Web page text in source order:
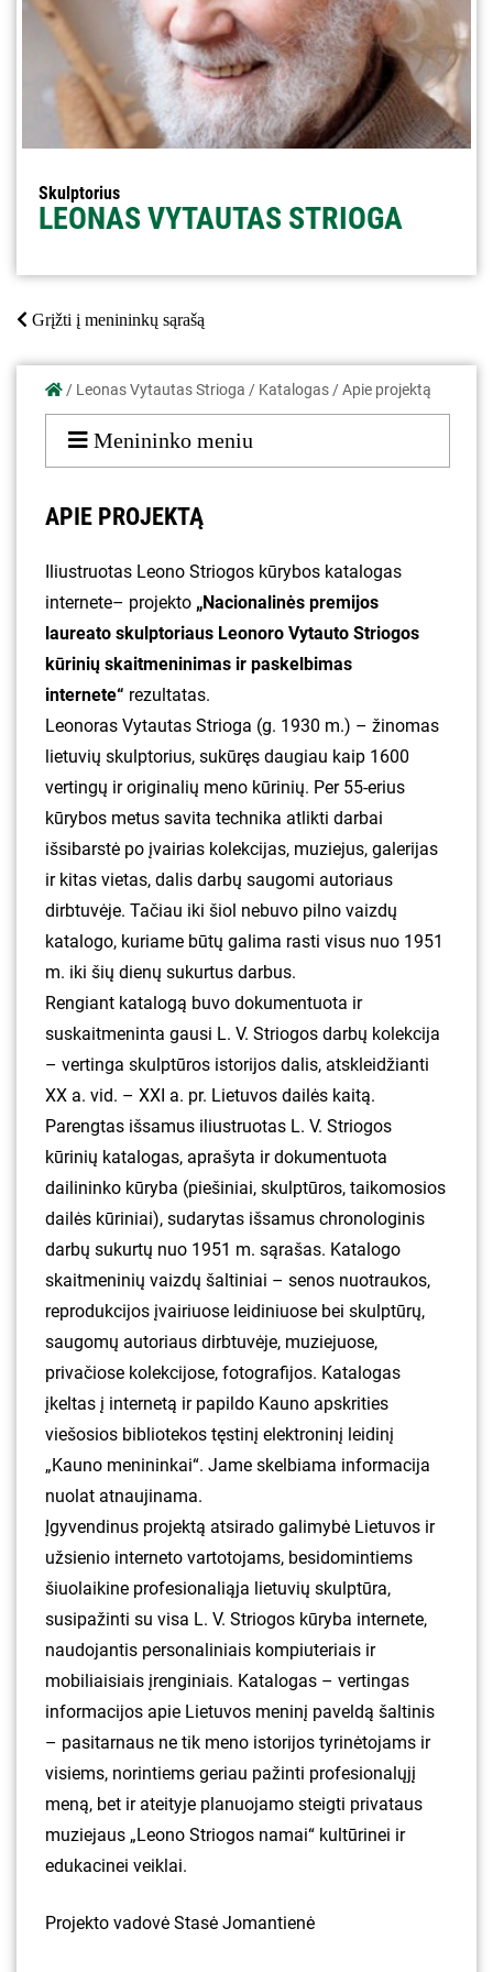
Skulptorius
LEONAS VYTAUTAS STRIOGA
Grįžti į menininkų sąrašą
/ Leonas Vytautas Strioga / Katalogas /Apie projektą
Menininko meniu
APIE PROJEKTĄ
Iliustruotas Leono Striogos kūrybos katalogas
internete– projekto „Nacionalinės premijos
laureato skulptoriaus Leonoro Vytauto Striogos
kūrinių skaitmeninimas ir paskelbimas
internete“ rezultatas.
Leonoras Vytautas Strioga (g. 1930 m.) – žinomas
lietuvių skulptorius, sukūręs daugiau kaip 1600
vertingų ir originalių meno kūrinių. Per 55-erius
kūrybos metus savita technika atlikti darbai
išsibarstė po įvairias kolekcijas, muziejus, galerijas
ir kitas vietas, dalis darbų saugomi autoriaus
dirbtuvėje. Tačiau iki šiol nebuvo pilno vaizdų
katalogo, kuriame būtų galima rasti visus nuo 1951
m. iki šių dienų sukurtus darbus.
Rengiant katalogą buvo dokumentuota ir
suskaitmeninta gausi L. V. Striogos darbų kolekcija
– vertinga skulptūros istorijos dalis, atskleidžianti
XX a. vid. – XXI a. pr. Lietuvos dailės kaitą.
Parengtas išsamus iliustruotas L. V. Striogos
kūrinių katalogas, aprašyta ir dokumentuota
dailininko kūryba (piešiniai, skulptūros, taikomosios
dailės kūriniai), sudarytas išsamus chronologinis
darbų sukurtų nuo 1951 m. sąrašas. Katalogo
skaitmeninių vaizdų šaltiniai – senos nuotraukos,
reprodukcijos įvairiuose leidiniuose bei skulptūrų,
saugomų autoriaus dirbtuvėje, muziejuose,
privačiose kolekcijose, fotografijos. Katalogas
įkeltas į internetą ir papildo Kauno apskrities
viešosios bibliotekos tęstinį elektroninį leidinį
„Kauno menininkai“. Jame skelbiama informacija
nuolat atnaujinama.
Įgyvendinus projektą atsirado galimybė Lietuvos ir
užsienio interneto vartotojams, besidomintiems
šiuolaikine profesionaliąja lietuvių skulptūra,
susipažinti su visa L. V. Striogos kūryba internete,
naudojantis personaliniais kompiuteriais ir
mobiliaisiais įrenginiais. Katalogas – vertingas
informacijos apie Lietuvos meninį paveldą šaltinis
– pasitarnaus ne tik meno istorijos tyrinėtojams ir
visiems, norintiems geriau pažinti profesionalųjį
meną, bet ir ateityje planuojamo steigti privataus
muziejaus „Leono Striogos namai“ kultūrinei ir
edukacinei veiklai.
Projekto vadovė Stasė Jomantienė